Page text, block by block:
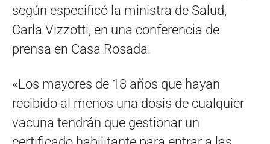
según especificó la ministra de Salud,
Carla Vizzotti, en una conferencia de
prensa en Casa Rosada.
«Los mayores de 18 años que hayan
recibido al menos una dosis de cualquier
vacuna tendrán que gestionar un